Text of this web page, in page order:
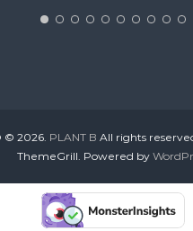
© 2026. PLANT B All rights
ThemeGrill. Powered by